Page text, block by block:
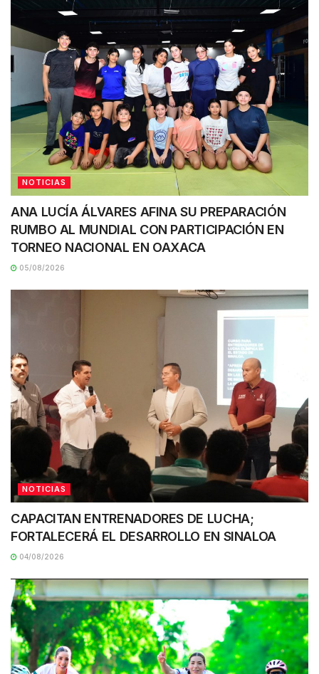
NOTICIAS
ANA LUCÍA ÁLVARES AFINA SU PREPARACIÓN
RUMBO AL MUNDIAL CON PARTICIPACIÓN EN
TORNEO NACIONAL EN OAXACA
05/08/2026
NOTICIAS
CAPACITAN ENTRENADORES DE LUCHA;
FORTALECERÁ EL DESARROLLO EN SINALOA
04/08/2026